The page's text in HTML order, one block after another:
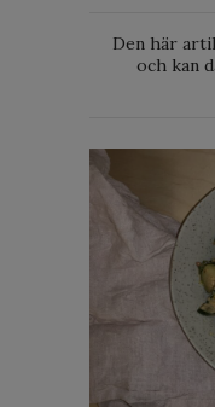
Den här
och kan